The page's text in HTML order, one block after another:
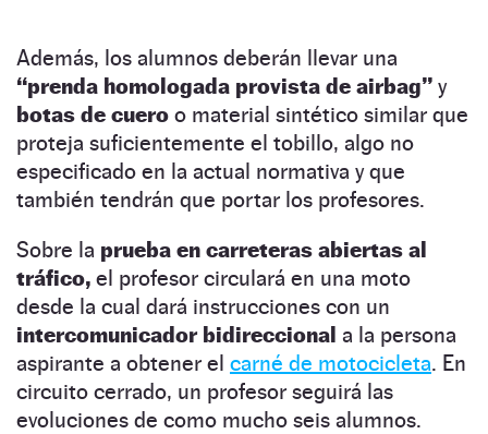
Además, los alumnos deberán llevar una
“prenda homologada provista de airbag” y
botas de cuero o material sintético similar que
proteja suficientemente el tobillo, algo no
especificado en la actual normativa y que
también tendrán que portar los profesores.
Sobre la prueba en carreteras abiertas al
tráfico, el profesor circulará en una moto
desde la cual dará instrucciones con un
intercomunicador bidireccional a la persona
aspirante a obtener el carné de motocicleta. En
circuito cerrado, un profesor seguirá las
evoluciones de como mucho seis alumnos.